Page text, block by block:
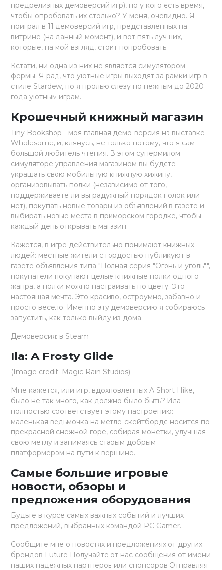
предрелизных демоверсий игр), но у кого есть время,
чтобы опробовать их столько? У меня, очевидно. Я
поиграл в 11 демоверсий игр, представленных на
витрине (на данный момент), и вот пять лучших,
которые, на мой взгляд, стоит попробовать.
Кстати, ни одна из них не является симулятором
фермы. Я рад, что уютные игры выходят за рамки игр в
стиле Stardew, но я пролью слезу по нежным до 2020
года уютным играм.
Крошечный книжный магазин
Tiny Bookshop - моя главная демо-версия на выставке
Wholesome, и, клянусь, не только потому, что я сам
большой любитель чтения. В этом супермилом
симуляторе управления магазином вы будете
украшать свою мобильную книжную хижину,
организовывать полки (независимо от того,
поддерживаете ли вы радужный порядок полок или
нет), покупать новые товары из объявлений в газете и
выбирать новые места в приморском городке, чтобы
каждый день открывать магазин.
Кажется, в игре действительно понимают книжных
людей: местные жители с гордостью публикуют в
газете объявления типа "Полная серия "Огонь и уголь"",
покупатели покупают целые книжные полки одного
жанра, а полки можно настраивать по цвету. Это
настоящая мечта. Это красиво, остроумно, забавно и
просто весело. Именно эту демоверсию я собираюсь
запустить, как только выйду из дома.
Демоверсия: в Steam
Ila: A Frosty Glide
(Image credit: Magic Rain Studios)
Мне кажется, или игр, вдохновленных A Short Hike,
было не так много, как должно было быть? Ила
полностью соответствует этому настроению:
маленькая ведьмочка на метле-скейтборде носится по
прекрасной снежной горе, собирая монетки, улучшая
свою метлу и занимаясь старым добрым
платформером на пути к вершине.
Самые большие игровые
новости, обзоры и
предложения оборудования
Будьте в курсе самых важных событий и лучших
предложений, выбранных командой PC Gamer.
Сообщите мне о новостях и предложениях от других
брендов Future Получайте от нас сообщения от имени
наших надежных партнеров или спонсоров Отправляя